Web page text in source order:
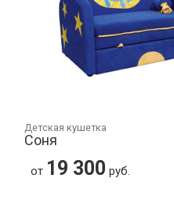
Детская кушетка
Соня
от 19 300 руб.